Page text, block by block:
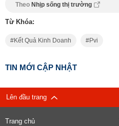
Theo Nhịp sống thị trường
Từ Khóa:
Kết Quả Kinh Doanh Pvi
TIN MỚI CẬP NHẬT
Lên đầu trang
Trang chủ